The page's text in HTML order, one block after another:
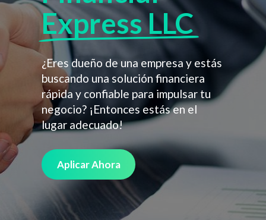
Express LLC
¿Eres dueño de una empresa y estás
buscando una solución financiera
rápida y confiable para impulsar tu
negocio? ¡Entonces estás en el
lugar adecuado!
Aplicar Ahora